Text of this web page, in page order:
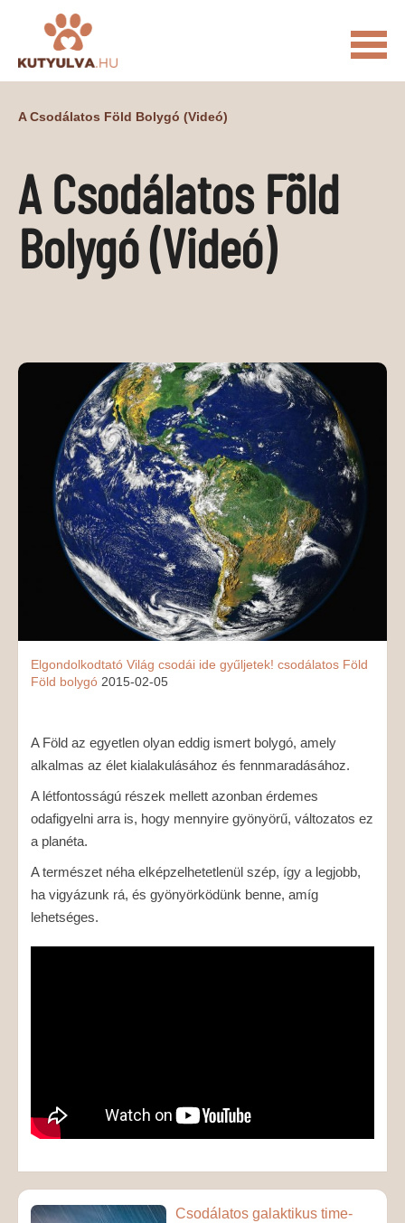
KUTYULVA – HÍREK
CUKI ÉLETKÉPEK NÖVÉNYEK
ÁLLATI
PR CIKKEK
MÉDIAAJÁNLAT
KAPCSOLAT
A Csodálatos Föld Bolygó (videó)
A Csodálatos Föld
Bolygó (videó)
Elgondolkodtató Világ csodái ide gyűljetek! csodálatos Föld
Föld bolygó 2015-02-05
A Föld az egyetlen olyan eddig ismert bolygó, amely
alkalmas az élet kialakulásához és fennmaradásához.
A létfontosságú részek mellett azonban érdemes
odafigyelni arra is, hogy mennyire gyönyörű, változatos ez
a planéta.
A természet néha elképzelhetetlenül szép, így a legjobb,
ha vigyázunk rá, és gyönyörködünk benne, amíg
lehetséges.
Csodálatos galaktikus time-